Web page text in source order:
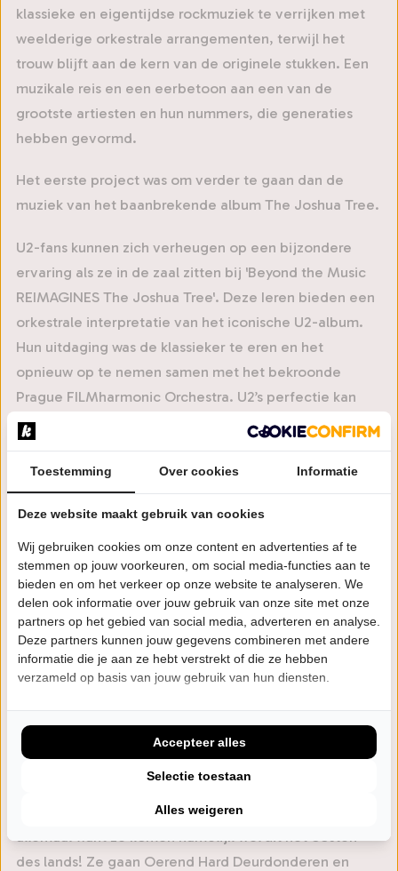
klassieke en eigentijdse rockmuziek te verrijken met
weelderige orkestrale arrangementen, terwijl het
trouw blijft aan de kern van de originele stukken. Een
muzikale reis en een eerbetoon aan een van de
grootste artiesten en hun nummers, die generaties
hebben gevormd.
Het eerste project was om verder te gaan dan de
muziek van het baanbrekende album The Joshua Tree.
U2-fans kunnen zich verheugen op een bijzondere
ervaring als ze in de zaal zitten bij 'Beyond the Music
REIMAGINES The Joshua Tree'. Deze Ieren bieden een
orkestrale interpretatie van het iconische U2-album.
Hun uitdaging was de klassieker te eren en het
opnieuw op te nemen samen met het bekroonde
Prague FILMharmonic Orchestra. U2’s perfectie kan
niet verbeterd worden. Al slaagt Beyond the Music er
wel in net dat stapje verder te gaan en de klassiekers
van dit album met waarde voor het voetlicht te
brengen.
In dampende tenten en hossende menigtes, stampen
de Heinoos de planken uit de vloer met een mix van
eigen nummers en de beste krakers van oervader
Normaal. De Heinoos staan garant voor een fikse
portie rock ’n roll, een griezelige baromzet en een
schorre strot! Sinds het millenniumjaar 2000 denderen
de mannen van de Heinoos als een diesellocomotief
langs dorpsfeesten, zalen en festivals door alle
hoeken van Nederland. Ze komen niet uit Heino en ze
hebben al helemaal geen kloten te maken met het
perkamenten Duitse mirakel. Machtig verwarrend
des lands! Ze gaan Oerend Hard Deurdonderen en
Toestemming Over cookies Informatie
Deze website maakt gebruik van cookies
Wij gebruiken cookies om onze content en advertenties af te
stemmen op jouw voorkeuren, om social media-functies aan te
bieden en om het verkeer op onze website te analyseren. We
delen ook informatie over jouw gebruik van onze site met onze
partners op het gebied van social media, adverteren en analyse.
Deze partners kunnen jouw gegevens combineren met andere
informatie die je aan ze hebt verstrekt of die ze hebben
verzameld op basis van jouw gebruik van hun diensten.
Alles weigeren
Selectie toestaan
Accepteer alles